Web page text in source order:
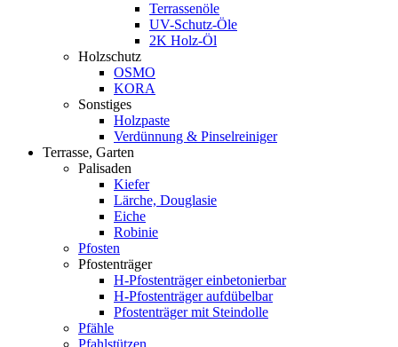
Terrassenöle
UV-Schutz-Öle
2K Holz-Öl
Holzschutz
OSMO
KORA
Sonstiges
Holzpaste
Verdünnung & Pinselreiniger
Terrasse, Garten
Palisaden
Kiefer
Lärche, Douglasie
Eiche
Robinie
Pfosten
Pfostenträger
H-Pfostenträger einbetonierbar
H-Pfostenträger aufdübelbar
Pfostenträger mit Steindolle
Pfähle
Pfahlstützen